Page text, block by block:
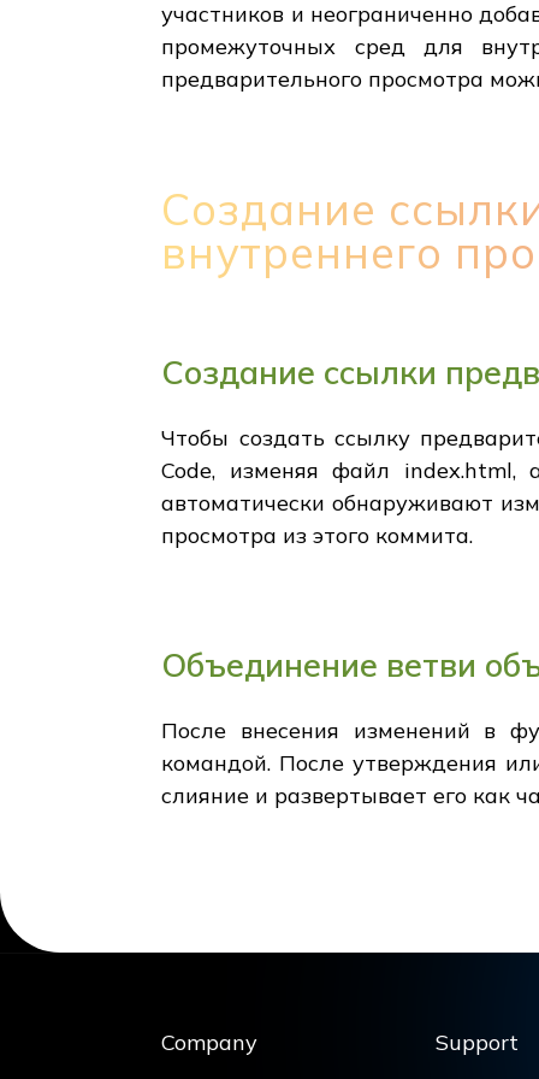
участников и неограниченно
промежуточных сред для
предварительного просмотра
Создание
внутреннего
Создание ссылки
Чтобы создать ссылку
Code, изменяя файл index.html,
автоматически обнаруживают
просмотра из этого коммита.
Объединение ветви
После внесения изменений в
командой. После утверждения
слияние и развертывает его как
Company Support